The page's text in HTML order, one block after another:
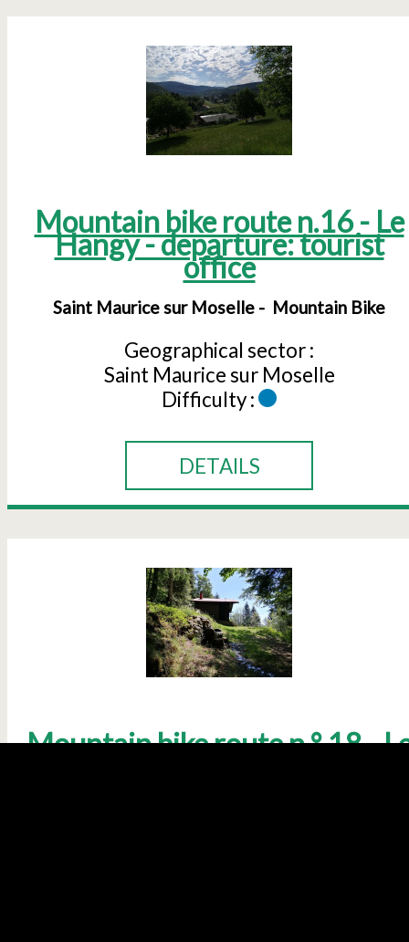
Mountain bike route n.16 - Le
Hangy - departure: tourist
office
Saint Maurice sur Moselle Mountain Bike
Geographical sector :
Saint Maurice sur Moselle
Difficulty :
DETAILS
Mountain bike route n ° 18 -